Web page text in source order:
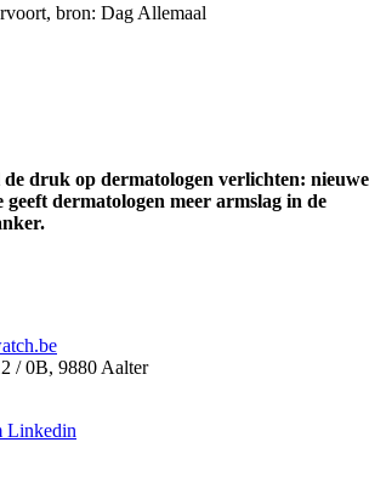
bron: Dag Allemaal
druk op dermatologen verlichten: nieuwe
geeft dermatologen meer armslag in de
/ 0B, 9880 Aalter
Linkedin